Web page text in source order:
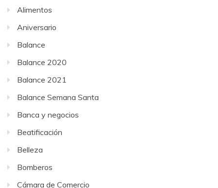
Alimentos
Aniversario
Balance
Balance 2020
Balance 2021
Balance Semana Santa
Banca y negocios
Beatificación
Belleza
Bomberos
Cámara de Comercio